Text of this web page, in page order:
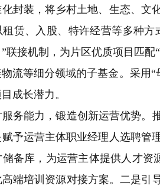
封装，将乡村土地、生态、文
赁、入股、特许经营等多种
联接机制，为片区优质项目匹
流等细分领域的子基金。采用
成长潜力。
能力，锻造创新运营优势。推
予运营主体职业经理人选聘管
储备库，为运营主体提供人才
高端培训资源对接方案。二是引